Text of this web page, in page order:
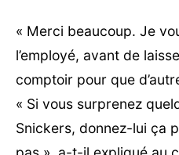
« Merci beaucoup. Je
l’employé, avant de
comptoir pour que
« Si vous surprenez
Snickers, donnez-lui ça